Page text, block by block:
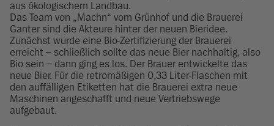
aus ökologischem Landbau.
Das Team von „Machn“ vom Grünhof und die Brauerei
Ganter sind die Akteure hinter der neuen Bieridee.
Zunächst wurde eine Bio-Zertifizierung der Brauerei
erreicht – schließlich sollte das neue Bier nachhaltig, also
Bio sein – dann ging es los. Der Brauer entwickelte das
neue Bier. Für die retromäßigen 0,33 Liter-Flaschen mit
den auffälligen Etiketten hat die Brauerei extra neue
Maschinen angeschafft und neue Vertriebswege
aufgebaut.